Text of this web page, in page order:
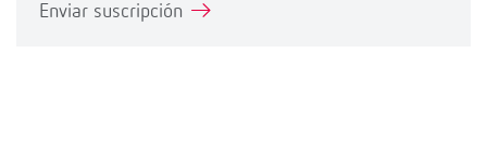
Enviar suscripción